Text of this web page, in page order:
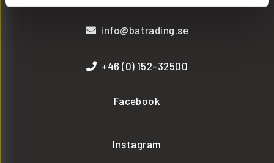
info@batrading.se
+46 (0) 152-32500
Facebook
Instagram